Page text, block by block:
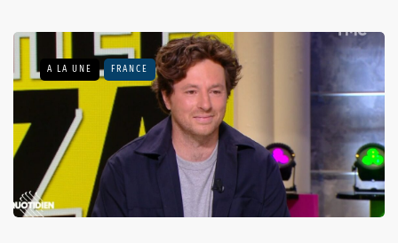
A LA UNE FRANCE